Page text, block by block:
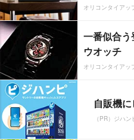
オリコンタイアッ
一番似合
ウオッチ
オリコンタイアッ
自販機
（PR）ジハン